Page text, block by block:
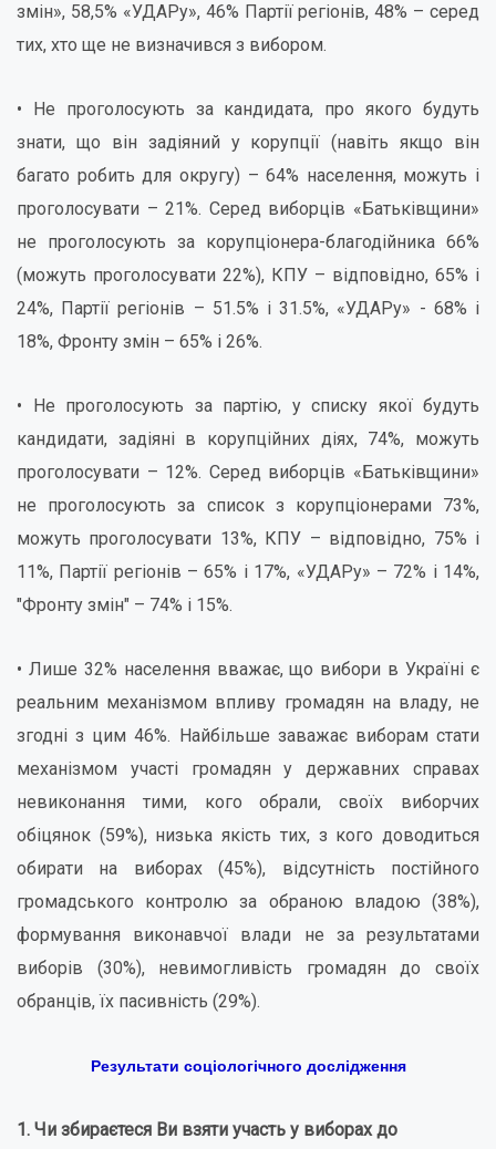
змін», 58,5% «УДАРу», 46% Партії регіонів, 48% – серед
тих, хто ще не визначився з вибором.
• Не проголосують за кандидата, про якого будуть
знати, що він задіяний у корупції (навіть якщо він
багато робить для округу) – 64% населення, можуть і
проголосувати – 21%. Серед виборців «Батьківщини»
не проголосують за корупціонера-благодійника 66%
(можуть проголосувати 22%), КПУ – відповідно, 65% і
24%, Партії регіонів – 51.5% і 31.5%, «УДАРу» - 68% і
18%, Фронту змін – 65% і 26%.
• Не проголосують за партію, у списку якої будуть
кандидати, задіяні в корупційних діях, 74%, можуть
проголосувати – 12%. Серед виборців «Батьківщини»
не проголосують за список з корупціонерами 73%,
можуть проголосувати 13%, КПУ – відповідно, 75% і
11%, Партії регіонів – 65% і 17%, «УДАРу» – 72% і 14%,
"Фронту змін" – 74% і 15%.
• Лише 32% населення вважає, що вибори в Україні є
реальним механізмом впливу громадян на владу, не
згодні з цим 46%. Найбільше заважає виборам стати
механізмом участі громадян у державних справах
невиконання тими, кого обрали, своїх виборчих
обіцянок (59%), низька якість тих, з кого доводиться
обирати на виборах (45%), відсутність постійного
громадського контролю за обраною владою (38%),
формування виконавчої влади не за результатами
виборів (30%), невимогливість громадян до своїх
обранців, їх пасивність (29%).
Результати соціологічного дослідження
1. Чи збираєтеся Ви взяти участь у виборах до